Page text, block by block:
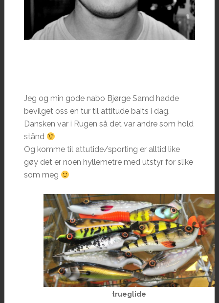
Jeg og min gode nabo Bjørge Samd hadde
bevilget oss en tur til attitude baits i dag.
Dansken var i Rugen så det var andre som hold
stånd
Og komme til attutide/sporting er alltid like
gøy det er noen hyllemetre med utstyr for slike
som meg
trueglide